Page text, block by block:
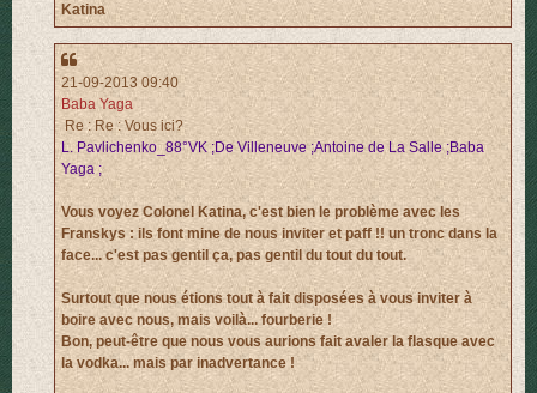
Katina
21-09-2013 09:40
Baba Yaga
Re : Re : Vous ici?
L. Pavlichenko_88°VK ;De Villeneuve ;Antoine de La Salle ;Baba
Yaga ;
Vous voyez Colonel Katina, c'est bien le problème avec les
Franskys : ils font mine de nous inviter et paff !! un tronc dans la
face... c'est pas gentil ça, pas gentil du tout du tout.
Surtout que nous étions tout à fait disposées à vous inviter à
boire avec nous, mais voilà... fourberie !
Bon, peut-être que nous vous aurions fait avaler la flasque avec
la vodka... mais par inadvertance !